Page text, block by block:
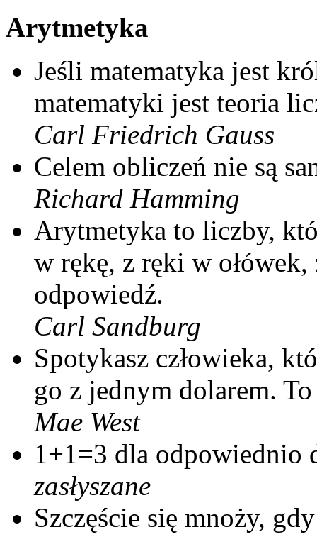
Arytmetyka
Jeśli matematyka jest
matematyki jest teoria
Carl Friedrich Gauss
Celem obliczeń nie są
Richard Hamming
Arytmetyka to liczby,
w rękę, z ręki w ołówek,
odpowiedź.
Carl Sandburg
Spotykasz człowieka,
go z jednym dolarem.
Mae West
1+1=3 dla odpowiednio
zasłyszane
Szczęście się mnoży,